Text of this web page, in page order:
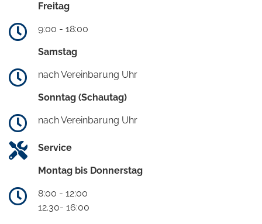
Freitag
9:00 - 18:00
Samstag
nach Vereinbarung Uhr
Sonntag (Schautag)
nach Vereinbarung Uhr
Service
Montag bis Donnerstag
8:00 - 12:00
12.30- 16:00